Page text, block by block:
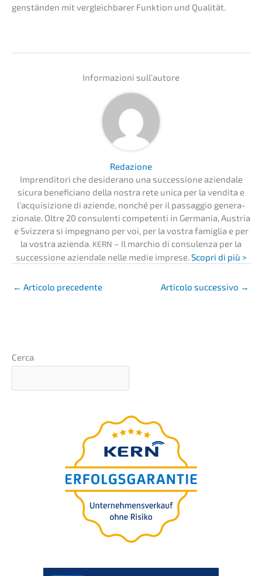
gen­stän­den mit vergleich­ba­rer Funkti­on und Qualität.
Infor­ma­zio­ni sull’autore
Redazio­ne
Impren­di­to­ri che deside­r­ano una succes­sio­ne aziend­a­le
sicura benefi­ci­a­no della nostra rete unica per la vendita e
l’acqui­si­zio­ne di azien­de, nonché per il passag­gio genera­
zio­na­le. Oltre 20 consu­len­ti compe­ten­ti in Germa­nia, Austria
e Svizzera si impegna­no per voi, per la vostra famiglia e per
la vostra azien­da. KERN – Il marchio di consu­len­za per la
succes­sio­ne aziend­a­le nelle medie impre­se.Scopri di più >
← Artico­lo precedente Artico­lo succes­si­vo →
Cerca